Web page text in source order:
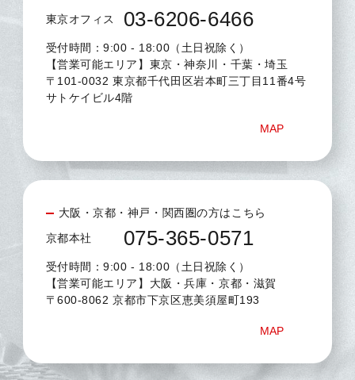
東京オフィス 03-6206-6466
受付時間：9:00 - 18:00（土日祝除く）
【営業可能エリア】東京・神奈川・千葉・埼玉
〒101-0032 東京都千代田区岩本町三丁目11番4号
サトケイビル4階
MAP
大阪・京都・神戸・関西圏の方はこちら
京都本社 075-365-0571
受付時間：9:00 - 18:00（土日祝除く）
【営業可能エリア】大阪・兵庫・京都・滋賀
〒600-8062 京都市下京区恵美須屋町193
MAP